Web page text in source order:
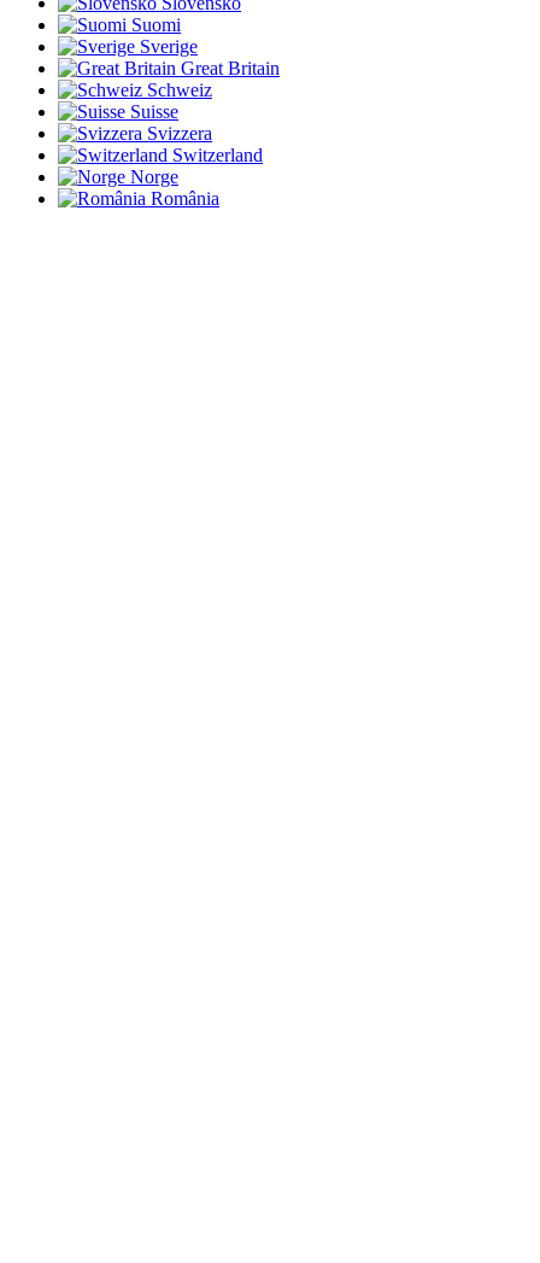
Suomi
Sverige
Great Britain
Schweiz
Suisse
Svizzera
Switzerland
Norge
România